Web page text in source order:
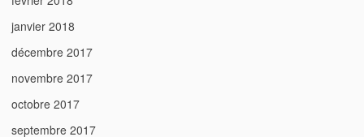
janvier 2018
décembre 2017
novembre 2017
octobre 2017
septembre 2017